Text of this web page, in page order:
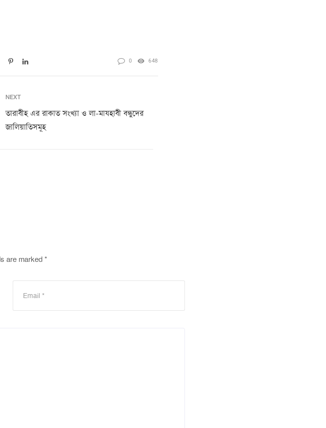
0 648
NEXT
তারাবীহ এর রাকাত সংখ্যা ও লা-মাযহাবী বন্ধুদের
জালিয়াতিসমূহ
are marked *